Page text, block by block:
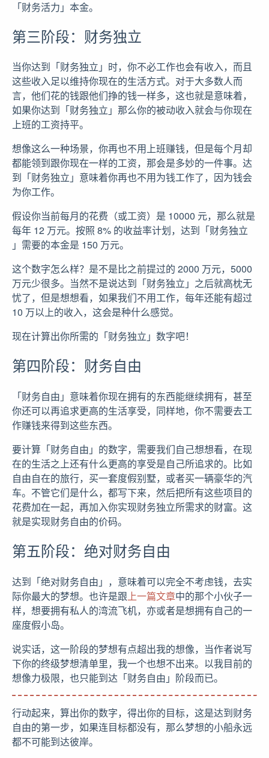
「财务活力」本金。
第三阶段：财务独立
当你达到「财务独立」时，你不必工作也会有收入，而且
这些收入足以维持你现在的生活方式。对于大多数人而
言，他们花的钱跟他们挣的钱一样多，这也就是意味着，
如果你达到「财务独立」那么你的被动收入就会与你现在
上班的工资持平。
想像这么一种场景，你再也不用上班赚钱，但是每个月却
都能领到跟你现在一样的工资，那会是多妙的一件事。达
到「财务独立」意味着你再也不用为钱工作了，因为钱会
为你工作。
假设你当前每月的花费（或工资）是 10000 元，那么就是
每年 12 万元。按照 8% 的收益率计划，达到「财务独立
」需要的本金是 150 万元。
这个数字怎么样？是不是比之前提过的 2000 万元，5000
万元少很多。当然不是说达到「财务独立」之后就高枕无
忧了，但是想想看，如果我们不用工作，每年还能有超过
10 万以上的收入，这会是种什么感觉。
现在计算出你所需的「财务独立」数字吧！
第四阶段：财务自由
「财务自由」意味着你现在拥有的东西能继续拥有，甚至
你还可以再追求更高的生活享受，同样地，你不需要去工
作赚钱来得到这些东西。
要计算「财务自由」的数字，需要我们自己想想看，在现
在的生活之上还有什么更高的享受是自己所追求的。比如
自由自在的旅行，买一套度假别墅，或者买一辆豪华的汽
车。不管它们是什么，都写下来，然后把所有这些项目的
花费加在一起，再加入你实现财务独立所需求的财富。这
就是实现财务自由的价码。
第五阶段：绝对财务自由
达到「绝对财务自由」，意味着可以完全不考虑钱，去实
际你最大的梦想。也许是跟上一篇文章中的那个小伙子一
样，想要拥有私人的湾流飞机，亦或者是想拥有自己的一
座度假小岛。
说实话，这一阶段的梦想有点超出我的想像，当作者说写
下你的终级梦想清单里，我一个也想不出来。以我目前的
想像力极限，也只能到达「财务自由」阶段而已。
行动起来，算出你的数字，得出你的目标，这是达到财务
自由的第一步，如果连目标都没有，那么梦想的小船永远
都不可能到达彼岸。